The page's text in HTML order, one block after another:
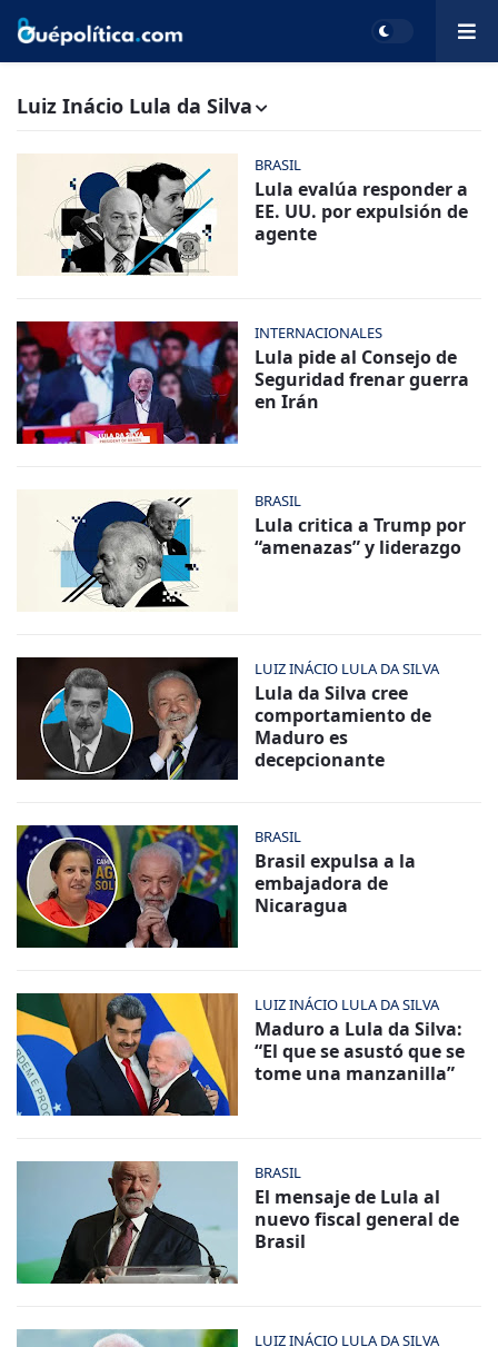
Luiz Inácio Lula da Silva
BRASIL
Lula evalúa responder a
EE. UU. por expulsión de
agente
INTERNACIONALES
Lula pide al Consejo de
Seguridad frenar guerra
en Irán
BRASIL
Lula critica a Trump por
“amenazas” y liderazgo
LUIZ INÁCIO LULA DA SILVA
Lula da Silva cree
comportamiento de
Maduro es
decepcionante
BRASIL
Brasil expulsa a la
embajadora de
Nicaragua
LUIZ INÁCIO LULA DA SILVA
Maduro a Lula da Silva:
“El que se asustó que se
tome una manzanilla”
BRASIL
El mensaje de Lula al
nuevo fiscal general de
Brasil
LUIZ INÁCIO LULA DA SILVA